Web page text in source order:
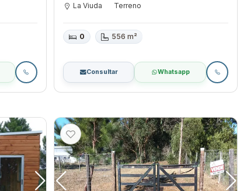
La Viuda Terreno
0 556 m²
Consultar Whatsapp